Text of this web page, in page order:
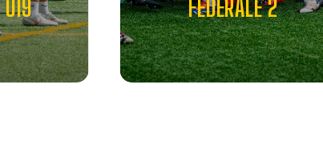
FÉDÉRALE 2